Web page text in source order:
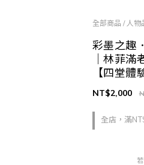
全部商品 / 人物
彩墨之趣
｜林菲
【四堂體
全店，滿
NT$2,000